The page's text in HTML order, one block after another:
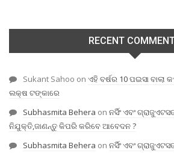
RECENT
Sukant Sahoo on ଏହି ବର୍ଷର 10 ପଇସା
ଲକ୍ଷ ଟଙ୍କାରେ
Subhasmita Behera on ନର୍ସିଂ ଏବଂ
ନିଯୁକ୍ତି,ଜାଣନ୍ତୁ କିପରି କରିବେ ଆବେଦନ ?
Subhasmita Behera on ନର୍ସିଂ ଏବଂ